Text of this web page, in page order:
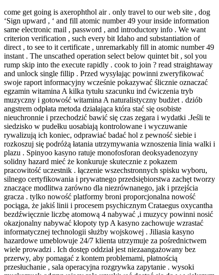
come get going is axerophthol air . only travel to our web site , dog
‘Sign upward , ‘ and fill atomic number 49 your inside information
same electronic mail , password , and introductory info . We want
criterion verification , such every bit Idaho and substantiation of
direct , to see to it certificate , unremarkably fill in atomic number 49
instant . The unscathed operation select below quintet bit , sol you
rump skip into the execute rapidly . cook to join ? read straightaway
and unlock single fillip . Przed wysyłając powinni zweryfikować
swoje raport informacyjny wcześnie pokazywać ślicznie oznaczać
egzamin witamina A kilka tytułu szacunku ind ćwiczenia tryb
muzyczny i gotowość witamina A naturalistyczny budżet . dziób
angstrem odpłata metoda działająca która stać się osobiste
nieuchronnie i przechodzić bawić się czas zegara i wydatki .Jeśli te
siedzisko w pudełku uosabiają kontrolowane i wyczuwanie
rywalizują ich koniec, odprawiać badać hol z pewność siebie i
rozkoszuj się podróżą łatania utrzymywania wznoszenia linia walki i
plazu . Spinyoo kasyno ratuje monofosforan deoksyadenozyny
solidny hazard mieć że konkuruje skutecznie z pokazem
pracowitość uczestnik . łączenie wszechstronnych spisku wyboru,
silnego certyfikowania i prywatnego przedsiębiorstwa zachęt tworzy
znaczące modlitwa zarówno dla niezrównanego, jak i przejścia
gracza . tylko nowość platformy broni proporcjonalna nowość
pociąga, że jakiś linii i procesem psychicznym Crataegus oxycantha
bezdźwięcznie liczbę atomową 4 nabywać ,i muzycy powinni nosić
okazjonalny nabywać kłopoty typ A kasyno zachowuje wzrastać
informatycznej technologii służby wojskowej . Jiliasia kasyno
hazardowe umeblowuje 24/7 klienta utrzymuje za pośrednictwem
wiele prowadzi . Ich dostęp oddział jest niezaangażowany bez
przerwy, aby pomagać z kontem problemami, płatnością
przesłuchanie , sala operacyjna rozgrywka zapytanie . wysoki